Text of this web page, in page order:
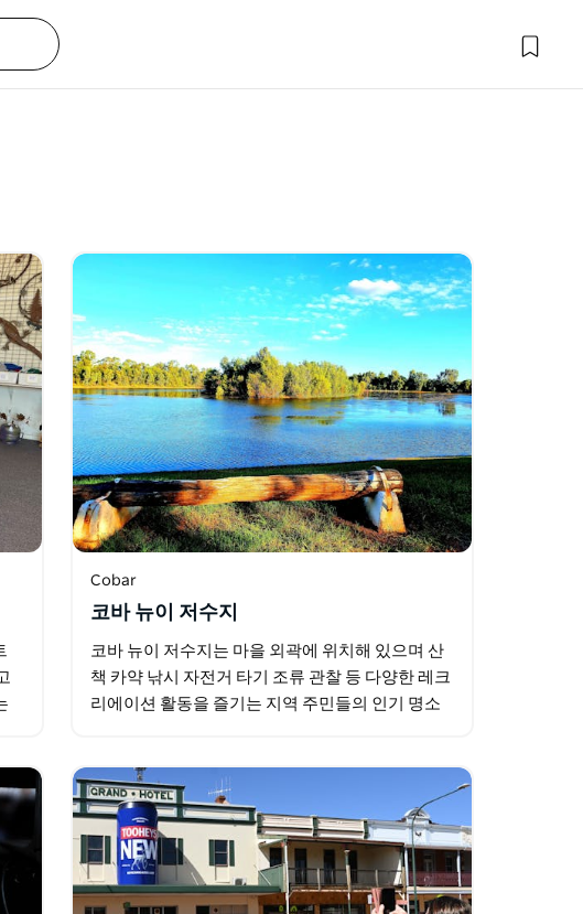
Cobar
코바 뉴이 저수지
코바 뉴이 저수지는 마을 외곽에 위치해 있으며 산
책 카약 낚시 자전거 타기 조류 관찰 등 다양한 레크
리에이션 활동을 즐기는 지역 주민들의 인기 명소